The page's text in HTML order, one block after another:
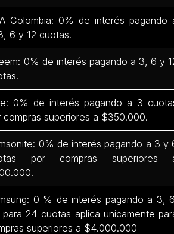
Colombia: 0% de interés pagando
6 y 12 cuotas.
0% de interés pagando a 3, 6 y
0% de interés pagando a 3
compras superiores a $350.000.
0% de interés pagando a 3 y
por compras superiores
0 % de interés pagando a 3,
para 24 cuotas aplica unicamente
superiores a $4.000.000